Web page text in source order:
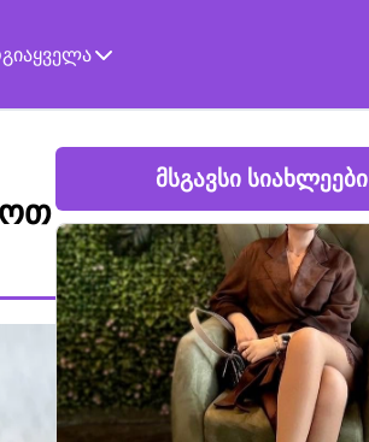
ყველა
მსგავსი სიახლეები